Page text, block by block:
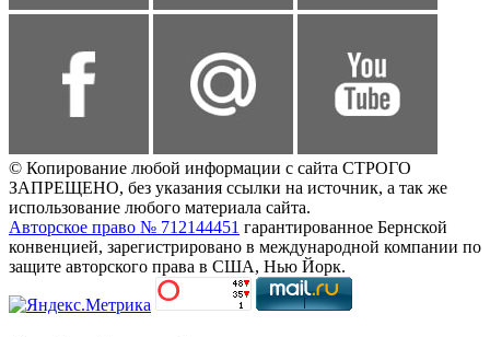
© Копирование любой информации с сайта СТРОГО
ЗАПРЕЩЕНО, без указания ссылки на источник, а так же
использование любого материала сайта.
Авторское право № 712144451 гарантированное Бернской
конвенцией, зарегистрировано в международной компании по
защите авторского права в США, Нью Йорк.